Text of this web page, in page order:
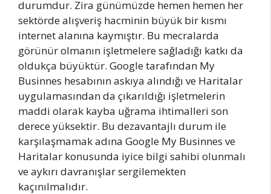
durumdur. Zira günümüzde hemen hemen her
sektörde alışveriş hacminin büyük bir kısmı
internet alanına kaymıştır. Bu mecralarda
görünür olmanın işletmelere sağladığı katkı da
oldukça büyüktür. Google tarafından My
Businnes hesabının askıya alındığı ve Haritalar
uygulamasından da çıkarıldığı işletmelerin
maddi olarak kayba uğrama ihtimalleri son
derece yüksektir. Bu dezavantajlı durum ile
karşılaşmamak adına Google My Businnes ve
Haritalar konusunda iyice bilgi sahibi olunmalı
ve aykırı davranışlar sergilemekten
kaçınılmalıdır.